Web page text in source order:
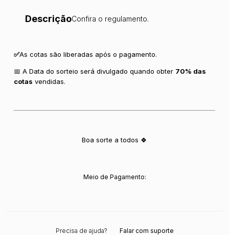
DescriçãoConfira o regulamento.
✅As cotas são liberadas após o pagamento.
📅 A Data do sorteio será divulgado quando obter 70% das
cotas vendidas.
Boa sorte a todos 🍀
Meio de Pagamento:
Precisa de ajuda? Falar com suporte